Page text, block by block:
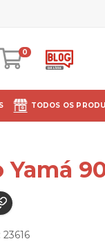
0
TODOS OS
Yamá